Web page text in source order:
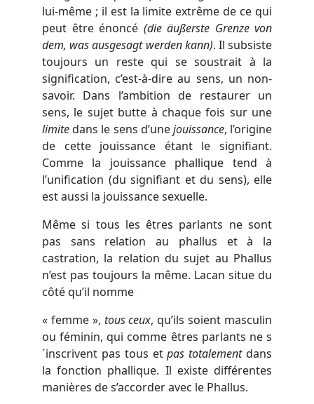
lui-même ; il est la limite extrême de ce qui
peut être énoncé (die äußerste Grenze von
dem, was ausgesagt werden kann). Il subsiste
toujours un reste qui se soustrait à la
signification, c’est-à-dire au sens, un non-
savoir. Dans l’ambition de restaurer un
sens, le sujet butte à chaque fois sur une
limitedans le sens d’unejouissance, l’origine
de cette jouissance étant le signifiant.
Comme la jouissance phallique tend à
l’unification (du signifiant et du sens), elle
est aussi la jouissance sexuelle.
Même si tous les êtres parlants ne sont
pas sans relation au phallus et à la
castration, la relation du sujet au Phallus
n’est pas toujours la même. Lacan situe du
côté qu’il nomme
« femme », tous ceux, qu’ils soient masculin
ou féminin, qui comme êtres parlants ne s
´inscrivent pas tous etpas totalementdans
la fonction phallique. Il existe différentes
manières de s’accorder avec le Phallus.